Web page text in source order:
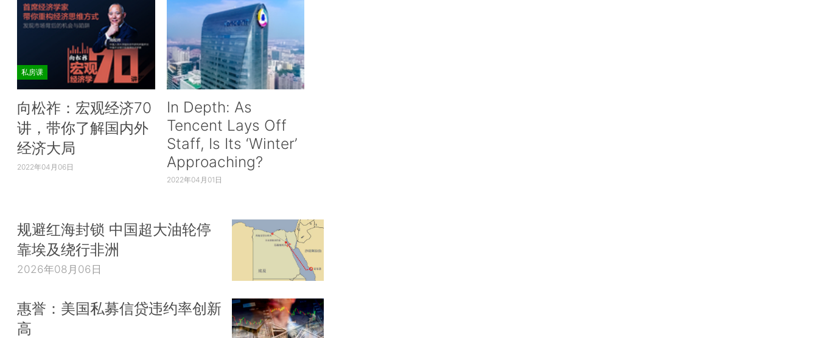
私房课
向松祚：宏观经济70
讲，带你了解国内外
经济大局
2022年04月06日
In Depth: As
Tencent Lays Off
Staff, Is Its ‘Winter’
Approaching?
2022年04月01日
规避红海封锁 中国超大油轮停
靠埃及绕行非洲
2026年08月06日
惠誉：美国私募信贷违约率创新
高